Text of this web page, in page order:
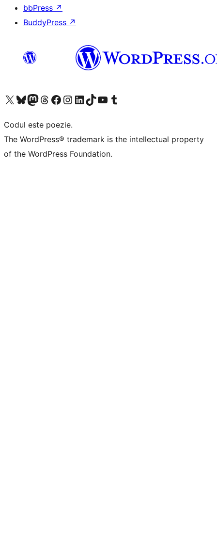
bbPress ↗
BuddyPress ↗
Mergi la contul nostru X (fost Twitter)
Vizitează contul nostru Bluesky
Vizitează contul nostru Mastodon
Vizitează contul nostru Threads
Vizitează pagina noastră Facebook
Vizitează-ne pe Instagram
Vizitează-ne pe LinkedIn
Vizitează contul nostru TikTok
Vizitează canalul nostru YouTube
Vizitează contul nostru Tumblr
Codul este poezie.
The WordPress® trademark is the intellectual property
of the WordPress Foundation.